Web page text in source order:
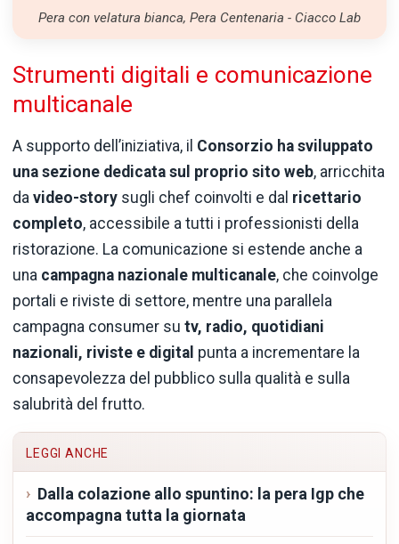
Pera con velatura bianca, Pera Centenaria - Ciacco Lab
Strumenti digitali e comunicazione
multicanale
A supporto dell’iniziativa, il Consorzio ha sviluppato
una sezione dedicata sul proprio sito web, arricchita
da video-story sugli chef coinvolti e dal ricettario
completo, accessibile a tutti i professionisti della
ristorazione. La comunicazione si estende anche a
una campagna nazionale multicanale, che coinvolge
portali e riviste di settore, mentre una parallela
campagna consumer su tv, radio, quotidiani
nazionali, riviste e digital punta a incrementare la
consapevolezza del pubblico sulla qualità e sulla
salubrità del frutto.
LEGGI ANCHE
Dalla colazione allo spuntino: la pera Igp che
accompagna tutta la giornata